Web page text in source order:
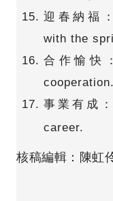
迎春納福
with the
合作愉快
cooperation.
事業有成
career.
核稿編輯：陳虹